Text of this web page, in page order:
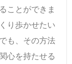
ことができま
り歩かせたい
も、その方法
心を持たせる